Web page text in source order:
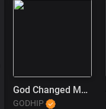
God Changed My Life
GODHIP